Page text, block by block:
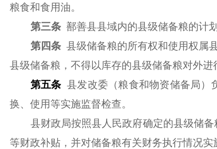
粮食和食用油。
第三条 鄯善县县域内的县级储备粮的计
第四条 县级储备粮的所有权和使用权属
县级储备粮，不得以库存的县级储备粮对外
第五条 县发改委（粮食和物资储备局）
换、使用等实施监督检查。
县财政局按照县人民政府确定的县级储
等财政补贴，并对储备粮有关财务执行情况实